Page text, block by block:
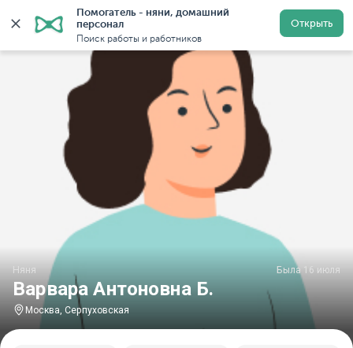
Помогатель - няни, домашний
персонал
Поиск работы и работников
Открыть
Главная Няни Няни в Москве Няни у метро
Варвара Антоновна Б.
Няня Была 16 июля
Москва, Серпуховская